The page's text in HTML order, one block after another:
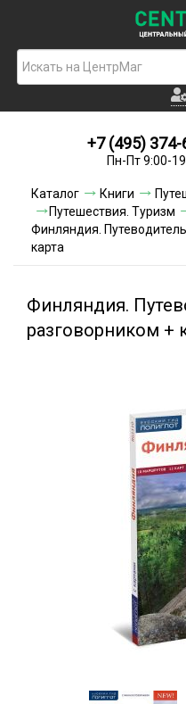
+7 (495)
Пн-Пт 9:00-
Каталог Книги
Путешествия. Туризм
Финляндия.
карта
Финляндия.
разговорником +